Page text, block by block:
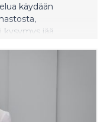
käydään
kysymys jää